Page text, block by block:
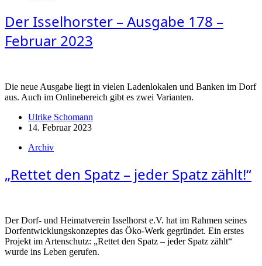
Der Isselhorster – Ausgabe 178 –
Februar 2023
Die neue Ausgabe liegt in vielen Ladenlokalen und Banken im Dorf
aus. Auch im Onlinebereich gibt es zwei Varianten.
Ulrike Schomann
14. Februar 2023
Archiv
„Rettet den Spatz – jeder Spatz zählt!“
Der Dorf- und Heimatverein Isselhorst e.V. hat im Rahmen seines
Dorfentwicklungskonzeptes das Öko-Werk gegründet. Ein erstes
Projekt im Artenschutz: „Rettet den Spatz – jeder Spatz zählt“
wurde ins Leben gerufen.